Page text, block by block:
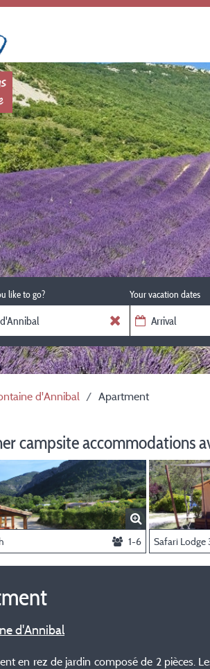
like to go? Your vacation dates
d'Annibal Apartment
campsite accommodations
1-6 Safari Lodge
d'Annibal
en rez de jardin composé de 2 pièces.